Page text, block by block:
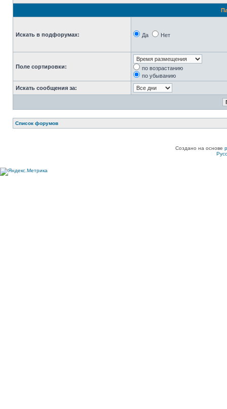
Искать в подфорумах: Да Нет
Поле сортировки:
по возрастанию
по убыванию
Искать сообщения за:
Список форумов
Создано на основе